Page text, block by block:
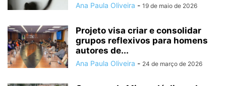
Ana Paula Oliveira - 19 de maio de 2026
Projeto visa criar e consolidar
grupos reflexivos para homens
autores de...
Ana Paula Oliveira - 24 de março de 2026